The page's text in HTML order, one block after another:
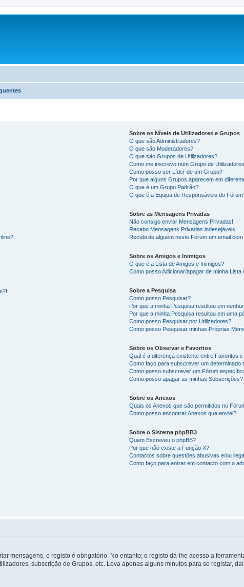
Sobre os Níveis de Utilizadores e Grupos
O que são Administradores?
O que são Moderadores?
O que são Grupos de Utilizadores?
Como me inscrevo num Grupo de
Como posso ser Líder de um Grupo?
Por que alguns Grupos aparecem em
O que é um Grupo Padrão?
O que é a Equipa de Responsáveis do
Sobre as Mensagens Privadas
Não consigo enviar Mensagens Privadas!
Recebo Mensagens Privadas indesejáveis!
Recebi de alguém neste Fórum um email
Sobre os Amigos e Inimigos
O que é a Lista de Amigos e Inimigos?
Como posso Adicionar/apagar de minha Lista
Sobre a Pesquisa
Como posso Pesquisar?
Por que a minha Pesquisa resultou em
Por que a minha Pesquisa resultou em uma
Como posso Pesquisar por Utilizadores?
Como posso Pesquisar minhas Próprias
Sobre os Observar e Favoritos
Qual é a diferença existente entre Favoritos
Como faço para subscrever um determinado
Como posso subscrever um Fórum
Como posso apagar as minhas Subscrições?
Sobre os Anexos
Quais os Anexos que são permitidos no
Como posso encontrar Anexos que enviei?
Sobre o Sistema phpBB3
Quem Escreveu o phpBB?
Por que não existe a Função X?
Contactos sobre questões abusivas e/ou
Como faço para entrar em contacto com o
mensagens, o registo é obrigatório. No entanto; o registo dá-lhe acesso a
subscrição de Grupos, etc. Leva apenas alguns minutos para se registar,